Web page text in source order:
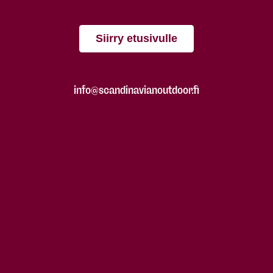
Siirry etusivulle
info@scandinavianoutdoor.fi